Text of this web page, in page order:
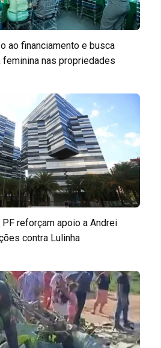
ao financiamento e busca
feminina nas propriedades
reforçam apoio a Andrei
contra Lulinha